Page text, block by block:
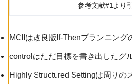
参考文献#1より
MCIIは改良版If-Thenプランニング
controlはただ目標を書き出したグ
Highly Structured Settingは周りの